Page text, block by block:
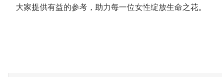
大家提供有益的参考，助力每一位女性绽放生命之花。